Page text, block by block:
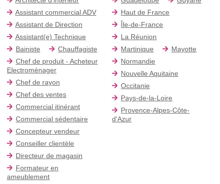
Assistant commercial ADV
Assistant de Direction
Assistant(e) Technique
Bainiste
Chauffagiste
Chef de produit - Acheteur
Electroménager
Chef de rayon
Chef des ventes
Commercial itinérant
Commercial sédentaire
Concepteur vendeur
Conseiller clientèle
Directeur de magasin
Formateur en
ameublement
Haut de France
Île-de-France
La Réunion
Martinique
Mayotte
Normandie
Nouvelle Aquitaine
Occitanie
Pays-de-la-Loire
Provence-Alpes-Côte-
d'Azur